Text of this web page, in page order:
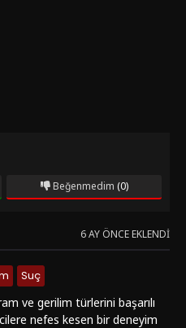
Beğenmedim (0)
6 AY ÖNCE EKLENDI
Suç
ve gerilim türlerini başarılı
nefes kesen bir deneyim